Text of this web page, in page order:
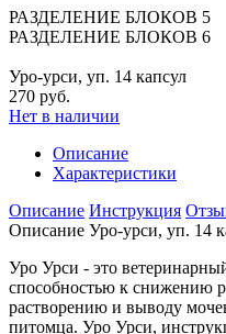
РАЗДЕЛЕНИЕ БЛОКОВ 5
РАЗДЕЛЕНИЕ БЛОКОВ 6
Уро-урси, уп. 14 капсул
270 руб.
Нет в наличии
Описание
Характеристики
Описание Инструкция
Описание Уро-урси, уп. 14
Уро Урси - это
способностью к снижению
растворению и выводу
питомца. Уро Урси,